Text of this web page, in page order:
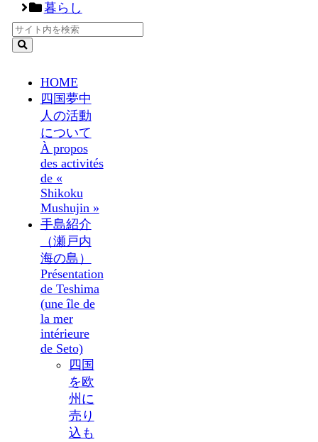
暮らし
HOME
四国夢中
人の活動
について
À propos
des activités
de «
Shikoku
Mushujin »
手島紹介
（瀬戸内
海の島）
Présentation
de Teshima
(une île de
la mer
intérieure
de Seto)
四国
を欧
州に
売り
込も